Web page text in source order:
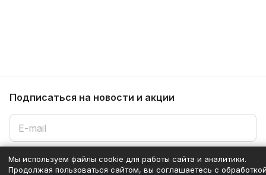
Подписаться на новости и акции
Подписаться
Мы используем файлы cookie для работы сайта и аналитики.
Продолжая пользоваться сайтом, вы соглашаетесь с